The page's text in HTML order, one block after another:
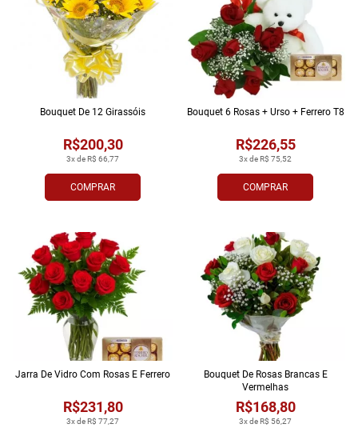
COMPRAR
3x de R$ 66,77
R$200,30
Bouquet De 12 Girassóis
COMPRAR
3x de R$ 75,52
R$226,55
Bouquet 6 Rosas + Urso + Ferrero T8
3x de R$ 77,27
R$231,80
Jarra De Vidro Com Rosas E Ferrero
3x de R$ 56,27
R$168,80
Bouquet De Rosas Brancas E
Vermelhas